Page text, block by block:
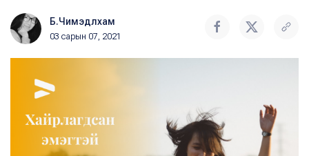
Б.Чимэдлхам
03 сарын 07, 2021